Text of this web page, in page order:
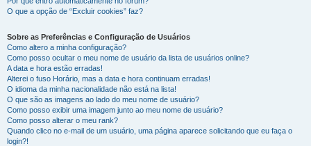
O que a opção de “Excluir cookies” faz?
Sobre as Preferências e Configuração de Usuários
Como altero a minha configuração?
Como posso ocultar o meu nome de usuário da lista de usuários online?
A data e hora estão erradas!
Alterei o fuso Horário, mas a data e hora continuam erradas!
O idioma da minha nacionalidade não está na lista!
O que são as imagens ao lado do meu nome de usuário?
Como posso exibir uma imagem junto ao meu nome de usuário?
Como posso alterar o meu rank?
Quando clico no e-mail de um usuário, uma página aparece solicitando que eu faça o
login?!